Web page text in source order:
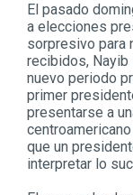
El pasado
a elecciones
sorpresivo para
recibidos, Nayib
nuevo periodo
primer
presentarse a
que un
interpretar lo